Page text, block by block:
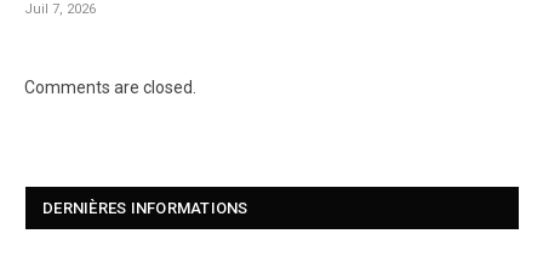
Juil 7, 2026
Comments are closed.
DERNIÈRES INFORMATIONS